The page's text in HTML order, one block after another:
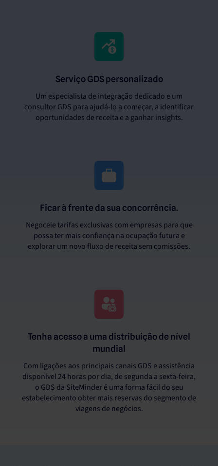
Serviço GDS personalizado
Um especialista de integração dedicado e um
consultor GDS para ajudá-lo a começar, a identificar
oportunidades de receita e a ganhar insights.
Ficar à frente da sua concorrência.
Negoceie tarifas exclusivas com empresas para que
possa ter mais confiança na ocupação futura e
explorar um novo fluxo de receita sem comissões.
Tenha acesso a uma distribuição de nível
mundial
Com ligações aos principais canais GDS e assistência
disponível 24 horas por dia, de segunda a sexta-feira,
o GDS da SiteMinder é uma forma fácil do seu
estabelecimento obter mais reservas do segmento de
viagens de negócios.